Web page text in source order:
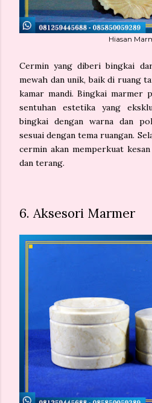
Hiasan
Cermin yang diberi bingkai
mewah dan unik, baik di ruang
kamar mandi. Bingkai marmer
sentuhan estetika yang
bingkai dengan warna dan
sesuai dengan tema ruangan.
cermin akan memperkuat
dan terang.
6. Aksesori Marmer